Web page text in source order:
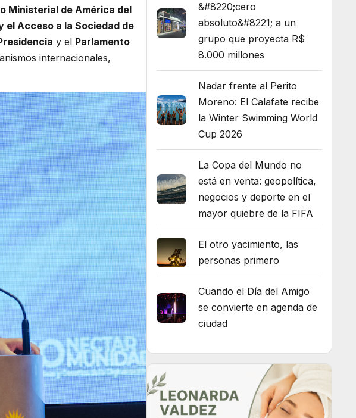
Ministerial de América del
el Acceso a la Sociedad de
y el Parlamento
internacionales,
&#8220;cero
absoluto&#8221; a un
grupo que proyecta R$
8.000 millones
Nadar frente al Perito
Moreno: El Calafate recibe
la Winter Swimming World
Cup 2026
La Copa del Mundo no
está en venta: geopolítica,
negocios y deporte en el
mayor quiebre de la FIFA
El otro yacimiento, las
personas primero
Cuando el Día del Amigo
se convierte en agenda de
ciudad